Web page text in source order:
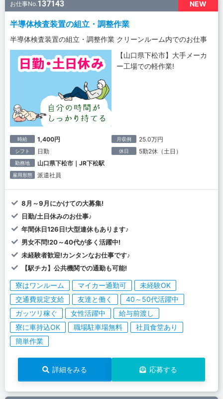
NEW
お仕事No.137143
半導体検査装置の組立・調整作業
半導体検査装置の組立・調整作業 クリーンルーム内でのお仕事
【山口県下松市】大手メーカ
ー工場での軽作業!
時給 1,400円 月収例 25.0万円
シフト 日勤 休日 5勤2休（土日）
勤務地 山口県下松市｜JR下松駅
雇用形態 派遣社員
8月～9月にかけての大募集!
日勤/土日休みのお仕事♪
年間休日126日!大型連休もあります♪
男女不問!20～40代が多く活躍中!
未経験者歓迎!カンタンなお仕事です♪
【駅チカ】公共機関での通勤も可能!
寮はワンルーム マイカー通勤可
未経験OK
交通費規定支給
友達と働く
40～50代活躍中
ガッツリ稼ぐ
女性活躍中
給与前渡し
寮に車持込OK
職場駐車場無料
社員食堂あり
簡単作業
詳細をみる 応募する